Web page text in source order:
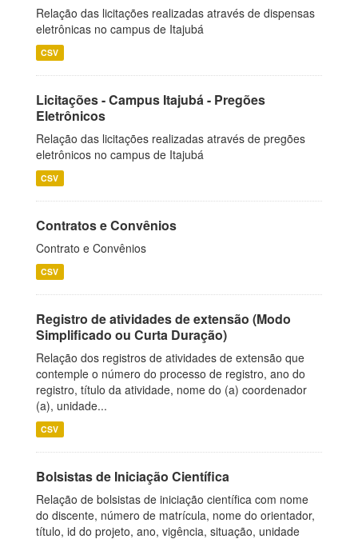
Relação das licitações realizadas através de dispensas
eletrônicas no campus de Itajubá
CSV
Licitações - Campus Itajubá - Pregões
Eletrônicos
Relação das licitações realizadas através de pregões
eletrônicos no campus de Itajubá
CSV
Contratos e Convênios
Contrato e Convênios
CSV
Registro de atividades de extensão (Modo
Simplificado ou Curta Duração)
Relação dos registros de atividades de extensão que
contemple o número do processo de registro, ano do
registro, título da atividade, nome do (a) coordenador
(a), unidade...
CSV
Bolsistas de Iniciação Científica
Relação de bolsistas de iniciação científica com nome
do discente, número de matrícula, nome do orientador,
título, id do projeto, ano, vigência, situação, unidade